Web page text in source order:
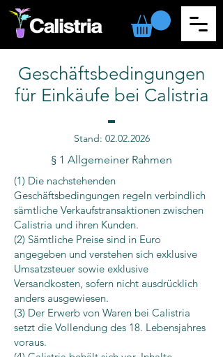
Geschäftsbedingungen
für Einkäufe bei Calistria
Stand: 02.02.2026
§ 1 Allgemeiner Rahmen
​(1) Die nachstehenden
Geschäftsbedingungen regeln verbindlich
sämtliche Verkaufstransaktionen zwischen
Calistria und ihren Kunden.
(2) Sämtliche Preise sind in Euro
angegeben und verstehen sich exklusive
Umsatzsteuer sowie exklusive
Versandkosten, sofern nicht ausdrücklich
anders ausgewiesen.
(3) Der Erwerb von Waren bei Calistria
setzt die Vollendung des 18. Lebensjahres
voraus.